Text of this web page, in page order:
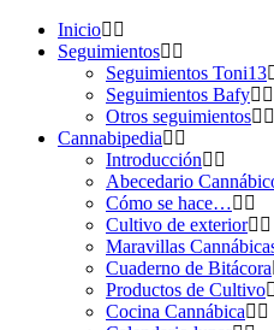
Inicio
Seguimientos
Seguimientos Toni13
Seguimientos Bafy
Otros seguimientos
Cannabipedia
Introducción
Abecedario
Cómo se hace…
Cultivo de exterior
Maravillas
Cuaderno de Bitácora
Productos de Cultivo
Cocina Cannábica